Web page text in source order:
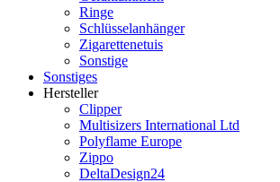
Ringe
Schlüsselanhänger
Zigarettenetuis
Sonstige
Sonstiges
Hersteller
Clipper
Multisizers International Ltd
Polyflame Europe
Zippo
DeltaDesign24